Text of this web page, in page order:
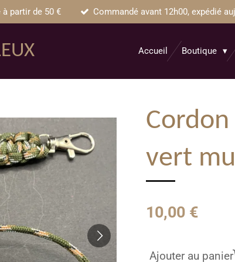
partir de 50 € Commandé avant 12h00, expédié
Accueil Boutique
vert
10,00 €
Ajouter au panier